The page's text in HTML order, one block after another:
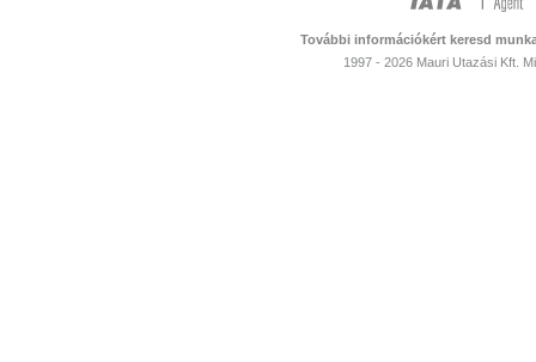
További információkért keresd
1997 - 2026 Mauri Utazási Kft.